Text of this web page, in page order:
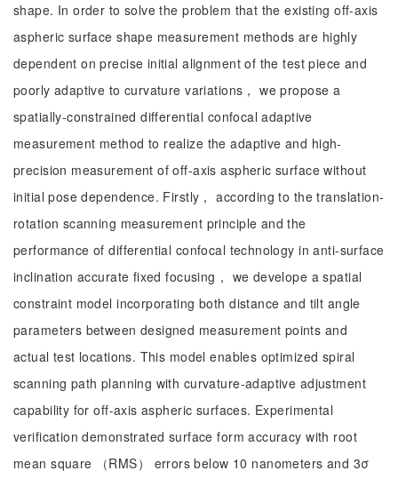
shape. In order to solve the problem that the existing off-axis
aspheric surface shape measurement methods are highly
dependent on precise initial alignment of the test piece and
poorly adaptive to curvature variations， we propose a
spatially-constrained differential confocal adaptive
measurement method to realize the adaptive and high-
precision measurement of off-axis aspheric surface without
initial pose dependence. Firstly， according to the translation-
rotation scanning measurement principle and the
performance of differential confocal technology in anti-surface
inclination accurate fixed focusing， we develope a spatial
constraint model incorporating both distance and tilt angle
parameters between designed measurement points and
actual test locations. This model enables optimized spiral
scanning path planning with curvature-adaptive adjustment
capability for off-axis aspheric surfaces. Experimental
verification demonstrated surface form accuracy with root
mean square （RMS） errors below 10 nanometers and 3σ